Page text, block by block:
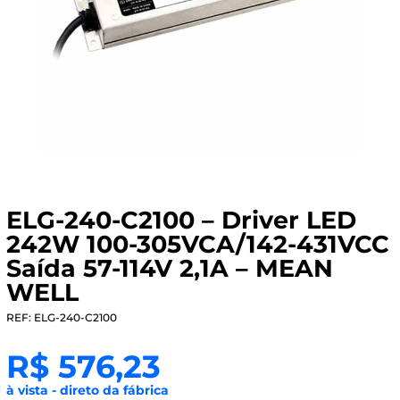
ELG-240-C2100 – Driver LED
242W 100-305VCA/142-431VCC
Saída 57-114V 2,1A – MEAN
WELL
REF: ELG-240-C2100
R$576,23
à vista - direto da fábrica